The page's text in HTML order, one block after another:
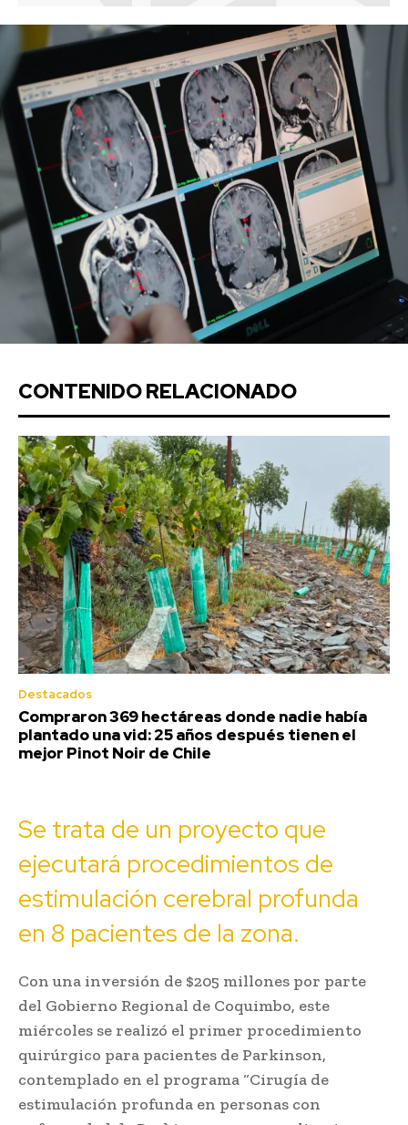
CONTENIDO RELACIONADO
Destacados
Compraron 369 hectáreas donde nadie había
plantado una vid: 25 años después tienen el
mejor Pinot Noir de Chile
Se trata de un proyecto que
ejecutará procedimientos de
estimulación cerebral profunda
en 8 pacientes de la zona.
Con una inversión de $205 millones por parte
del Gobierno Regional de Coquimbo, este
miércoles se realizó el primer procedimiento
quirúrgico para pacientes de Parkinson,
contemplado en el programa “Cirugía de
estimulación profunda en personas con